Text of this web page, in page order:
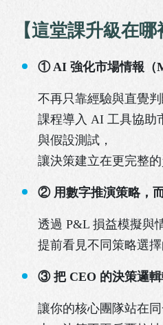
【這堂課升級在哪
① AI 強化市場情報（
不再只靠經驗與直覺
課程導入 AI 工具協助
與假設測試，
讓決策建立在更完整
② 用數字推演策略，
透過 P&L 損益模擬與
提前看見不同策略選
③ 把 CEO 的決策邏
讓你的核心團隊站在